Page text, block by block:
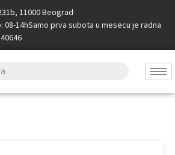
11000 Beograd
08-14hSamo prva subota u mesecu je radna